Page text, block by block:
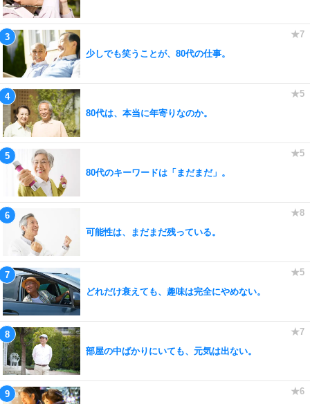
少しでも笑うことが、80代の仕事。
80代は、本当に年寄りなのか。
80代のキーワードは「まだまだ」。
可能性は、まだまだ残っている。
どれだけ衰えても、趣味は完全にやめない。
部屋の中ばかりにいても、元気は出ない。